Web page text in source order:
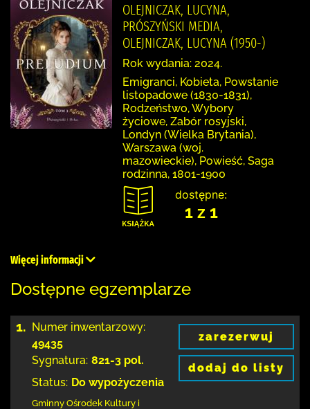
OLEJNICZAK, LUCYNA,
PRÓSZYŃSKI MEDIA,
OLEJNICZAK, LUCYNA (1950-)
Rok wydania: 2024.
Emigranci, Kobieta, Powstanie
listopadowe (1830-1831),
Rodzeństwo, Wybory
życiowe, Zabór rosyjski,
Londyn (Wielka Brytania),
Warszawa (woj.
mazowieckie), Powieść, Saga
rodzinna, 1801-1900
dostępne:
1 z 1
Więcej informacji
Dostępne egzemplarze
1. Numer inwentarzowy:
49435
Sygnatura: 821-3 pol.
Status: Do wypożyczenia
Gminny Ośrodek Kultury i
zarezerwuj
dodaj do listy